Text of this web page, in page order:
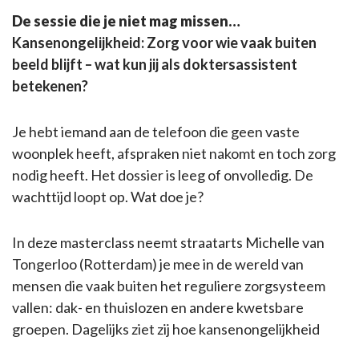
De sessie die je niet mag missen…
Kansenongelijkheid: Zorg voor wie vaak buiten
beeld blijft – wat kun jij als doktersassistent
betekenen?
Je hebt iemand aan de telefoon die geen vaste
woonplek heeft, afspraken niet nakomt en toch zorg
nodig heeft. Het dossier is leeg of onvolledig. De
wachttijd loopt op. Wat doe je?
In deze masterclass neemt straatarts Michelle van
Tongerloo (Rotterdam) je mee in de wereld van
mensen die vaak buiten het reguliere zorgsysteem
vallen: dak- en thuislozen en andere kwetsbare
groepen. Dagelijks ziet zij hoe kansenongelijkheid